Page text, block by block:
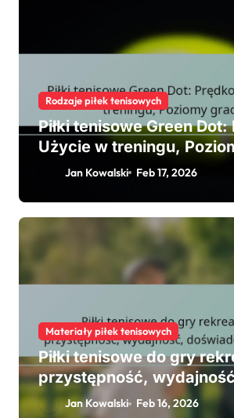
Rodzaje piłek tenisowych
Piłki tenisowe Green
Użycie w treningu,
Jan Kowalski Feb 17, 2026
Materiały piłek tenisowych
Piłki tenisowe do gry
przystępność,
doświadczenie gracza
Jan Kowalski Feb 16, 2026